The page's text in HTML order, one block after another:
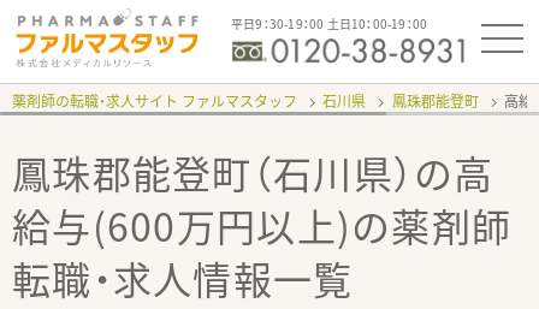
平日9：30-19：00 土日10：00-19：00
薬剤師の転職・求人サイト ファルマスタッフ 石川県 鳳珠郡能登町 高給
鳳珠郡能登町（石川県）の高
給与(600万円以上)の薬剤師
転職・求人情報一覧